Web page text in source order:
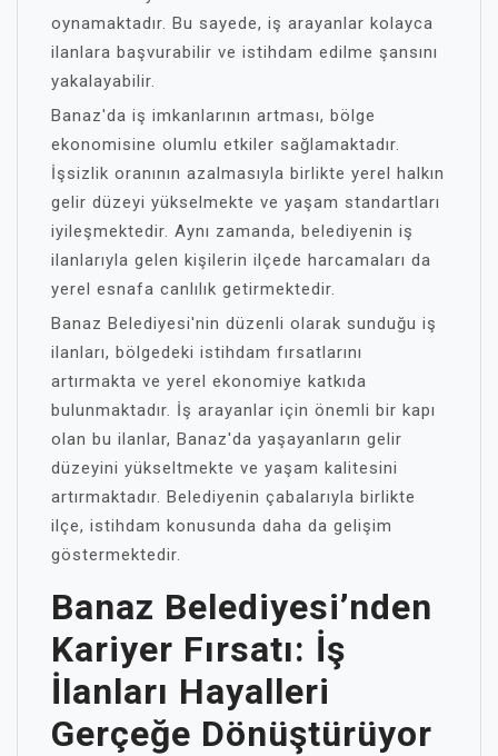
oynamaktadır. Bu sayede, iş arayanlar kolayca
ilanlara başvurabilir ve istihdam edilme şansını
yakalayabilir.
Banaz'da iş imkanlarının artması, bölge
ekonomisine olumlu etkiler sağlamaktadır.
İşsizlik oranının azalmasıyla birlikte yerel halkın
gelir düzeyi yükselmekte ve yaşam standartları
iyileşmektedir. Aynı zamanda, belediyenin iş
ilanlarıyla gelen kişilerin ilçede harcamaları da
yerel esnafa canlılık getirmektedir.
Banaz Belediyesi'nin düzenli olarak sunduğu iş
ilanları, bölgedeki istihdam fırsatlarını
artırmakta ve yerel ekonomiye katkıda
bulunmaktadır. İş arayanlar için önemli bir kapı
olan bu ilanlar, Banaz'da yaşayanların gelir
düzeyini yükseltmekte ve yaşam kalitesini
artırmaktadır. Belediyenin çabalarıyla birlikte
ilçe, istihdam konusunda daha da gelişim
göstermektedir.
Banaz Belediyesi’nden
Kariyer Fırsatı: İş
İlanları Hayalleri
Gerçeğe Dönüştürüyor